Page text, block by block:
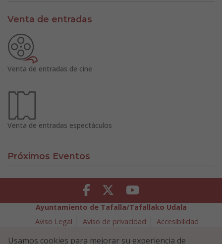
Venta de entradas
Venta de entradas de cine
Venta de entradas espectáculos
Próximos Eventos
Facebook Twitter Youtube
Ayuntamiento de Tafalla/Tafallako Udala
Aviso Legal
Aviso de privacidad
Accesibilidad
Usamos cookies para mejorar su experiencia de